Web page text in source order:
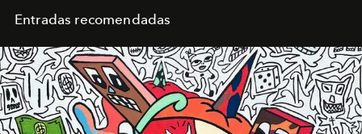
Entradas recomendadas